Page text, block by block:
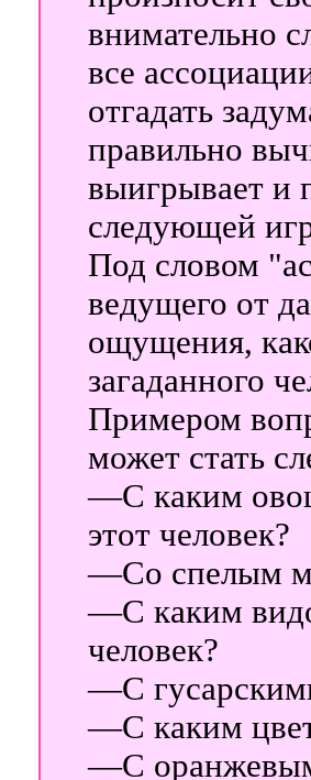
внимательно
все
отгадать
правильно
выигрывает и
следующей
Под словом
ведущего от
ощущения,
загаданного
Примером
может стать
—С каким
этот человек?
—Со спелым
—С каким
человек?
—С
—С каким
—С